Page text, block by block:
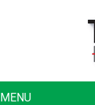
MENU